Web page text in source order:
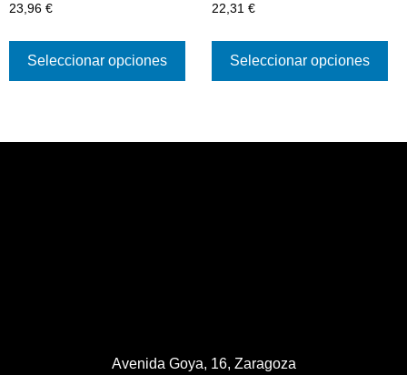
23,96 €
Seleccionar opciones
22,31 €
Seleccionar opciones
Avenida Goya, 16, Zaragoza